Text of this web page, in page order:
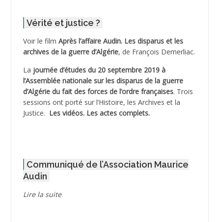
ADELIOUAT Vve AIT SAADA
ADJANI Khaled
ADJAOUT
ADNI Mohamed Akli
ADOUL Arab *
AGOULMINE
Vérité et justice ?
Voir le film Après l’affaire Audin. Les disparus et les
archives de la guerre d’Algérie, de François Demerliac.
La journée d’études du 20 septembre 2019 à
l’Assemblée nationale sur les disparus de la guerre
d’Algérie du fait des forces de l’ordre françaises. Trois
sessions ont porté sur l’Histoire, les Archives et la
Justice. Les vidéos. Les actes complets.
Communiqué de l’Association Maurice
Audin
Lire la suite